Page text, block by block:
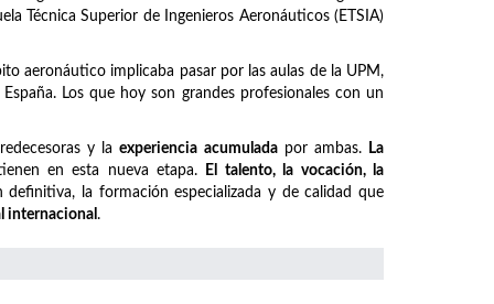
Técnica Superior de Ingenieros Aeronáuticos (ETSIA)
aeronáutico implicaba pasar por las aulas de la UPM,
Los que hoy son grandes profesionales con un
y laexperiencia acumuladapor ambas.
La
en esta nueva etapa.
El talento, la vocación, la
la formación especializada y de calidad que
internacional .